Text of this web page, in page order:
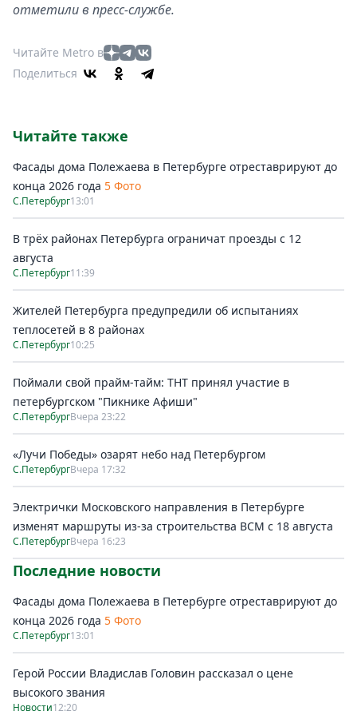
отметили в пресс-службе.
Читайте Metro в
Поделиться
Читайте также
Фасады дома Полежаева в Петербурге отреставрируют до
конца 2026 года 5 Фото
С.Петербург13:01
В трёх районах Петербурга ограничат проезды с 12
августа
С.Петербург11:39
Жителей Петербурга предупредили об испытаниях
теплосетей в 8 районах
С.Петербург10:25
Поймали свой прайм-тайм: ТНТ принял участие в
петербургском "Пикнике Афиши"
С.ПетербургВчера 23:22
«Лучи Победы» озарят небо над Петербургом
С.ПетербургВчера 17:32
Электрички Московского направления в Петербурге
изменят маршруты из-за строительства ВСМ с 18 августа
С.ПетербургВчера 16:23
Последние новости
Фасады дома Полежаева в Петербурге отреставрируют до
конца 2026 года 5 Фото
С.Петербург13:01
Герой России Владислав Головин рассказал о цене
высокого звания
Новости12:20